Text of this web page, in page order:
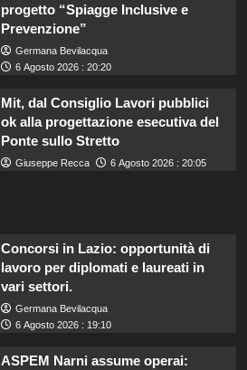
progetto “Spiagge Inclusive e
Prevenzione”
Germana Bevilacqua
6 Agosto 2026 : 20:20
Mit, dal Consiglio Lavori pubblici
ok alla progettazione esecutiva del
Ponte sullo Stretto
Giuseppe Recca 6 Agosto 2026 : 20:05
Concorsi in Lazio: opportunità di
lavoro per diplomati e laureati in
vari settori.
Germana Bevilacqua
6 Agosto 2026 : 19:10
ASPEM Narni assume operai: